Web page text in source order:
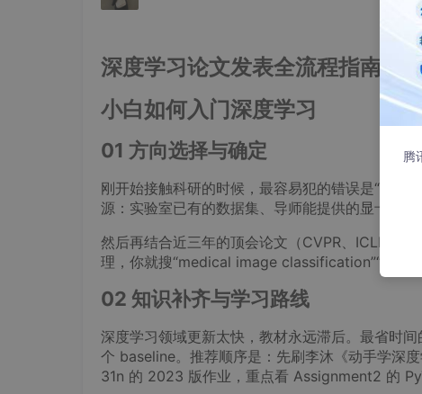
深度学习论文发表全流程指南
小白如何入门深度学习
01 方向选择与确定
刚开始接触科研的时候，最容易犯的错误是“先学
源：实验室已有的数据集、导师能提供的显卡、
然后再结合近三年的顶会论文（CVPR、ICLR、
理，你就搜“medical image
02 知识补齐与学习路线
深度学习领域更新太快，教材永远滞后。最省时
个 baseline。推荐顺序是：先刷李沐《动手学深
31n 的 2023 版作业，重点看 Assignment2 的
腾